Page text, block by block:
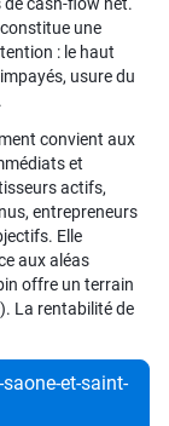
une
: le haut
usure du
convient aux
et
actifs,
entrepreneurs
Elle
aux aléas
offre un terrain
La rentabilité de
et-saint-